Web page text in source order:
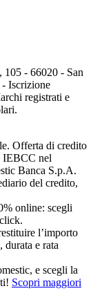
- 66020 - San
Iscrizione
registrati e
Offerta di credito
IEBCC nel
Banca S.p.A.
del credito,
online: scegli
l’importo
e rata
e scegli la
Scopri maggiori